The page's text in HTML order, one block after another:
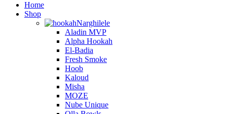
Home
Shop
Narghilele
Aladin MVP
Alpha Hookah
El-Badia
Fresh Smoke
Hoob
Kaloud
Misha
MOZE
Nube Unique